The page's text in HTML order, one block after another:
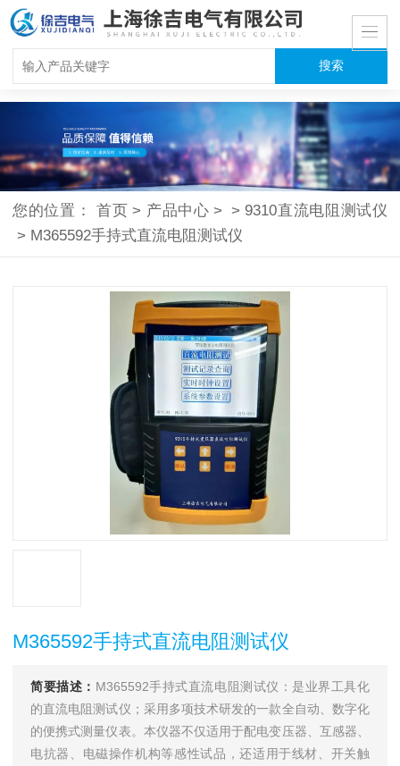
您的位置： 首页 > 产品中心 > > 9310直流电阻测试仪
> M365592手持式直流电阻测试仪
M365592手持式直流电阻测试仪
简要描述： M365592手持式直流电阻测试仪：是业界工具化
的直流电阻测试仪；采用多项技术研发的一款全自动、数字化
的便携式测量仪表。本仪器不仅适用于配电变压器、互感器、
电抗器、电磁操作机构等感性试品，还适用于线材、开关触